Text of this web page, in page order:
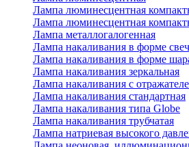
Лампа люминесцентная
Лампа люминесцентная
Лампа металлогалогенная
Лампа накаливания в форме
Лампа накаливания в форме
Лампа накаливания зеркальная
Лампа накаливания с
Лампа накаливания стандартная
Лампа накаливания типа Globe
Лампа накаливания трубчатая
Лампа натриевая высокого